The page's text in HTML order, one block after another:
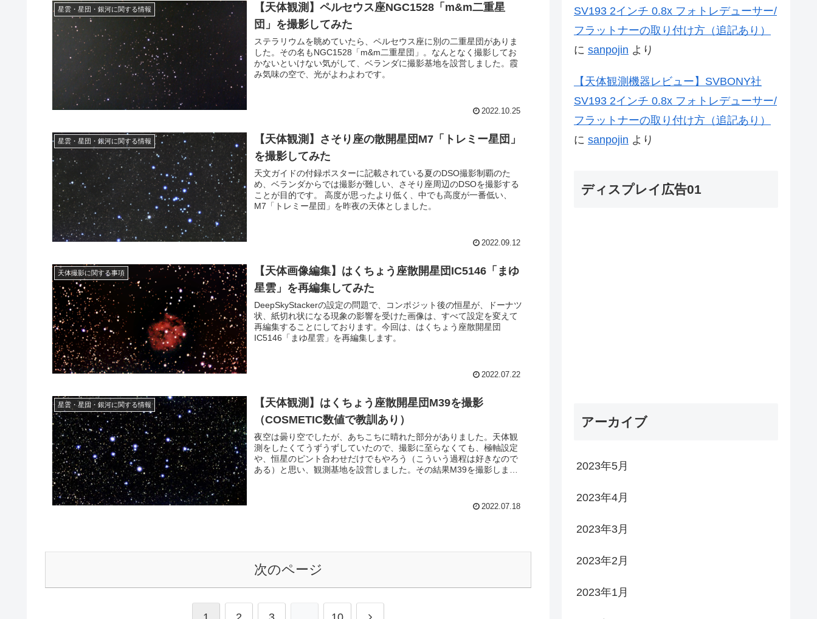
星雲・星団・銀河に関する情報
【天体観測】ペルセウス座NGC1528「m&m二重星
団」を撮影してみた
ステラリウムを眺めていたら、ペルセウス座に別の二重星団がありま
した。その名もNGC1528「m&m二重星団」。なんとなく撮影してお
かないといけない気がして、ベランダに撮影基地を設営しました。霞
み気味の空で、光がよわよわです。
2022.10.25
星雲・星団・銀河に関する情報
【天体観測】さそり座の散開星団M7「トレミー星団」
を撮影してみた
天文ガイドの付録ポスターに記載されている夏のDSO撮影制覇のた
め、ベランダからでは撮影が難しい、さそり座周辺のDSOを撮影する
ことが目的です。 高度が思ったより低く、中でも高度が一番低い、
M7「トレミー星団」を昨夜の天体としました。
2022.09.12
天体撮影に関する事項
【天体画像編集】はくちょう座散開星団IC5146「まゆ
星雲」を再編集してみた
DeepSkyStackerの設定の問題で、コンポジット後の恒星が、ドーナツ
状、紙切れ状になる現象の影響を受けた画像は、すべて設定を変えて
再編集することにしております。今回は、はくちょう座散開星団
IC5146「まゆ星雲」を再編集します。
2022.07.22
星雲・星団・銀河に関する情報
【天体観測】はくちょう座散開星団M39を撮影
（COSMETIC数値で教訓あり）
夜空は曇り空でしたが、あちこちに晴れた部分がありました。天体観
測をしたくてうずうずしていたので、撮影に至らなくても、極軸設定
や、恒星のピント合わせだけでもやろう（こういう過程は好きなので
ある）と思い、観測基地を設営しました。その結果M39を撮影しまし
2022.07.18
次のページ
次
SV193 2インチ 0.8x フォトレデューサー/
フラットナーの取り付け方（追記あり）
に sanpojin より
【天体観測機器レビュー】SVBONY社
SV193 2インチ 0.8x フォトレデューサー/
フラットナーの取り付け方（追記あり）
に sanpojin より
ディスプレイ広告01
アーカイブ
2023年5月
2023年4月
2023年3月
2023年2月
2023年1月